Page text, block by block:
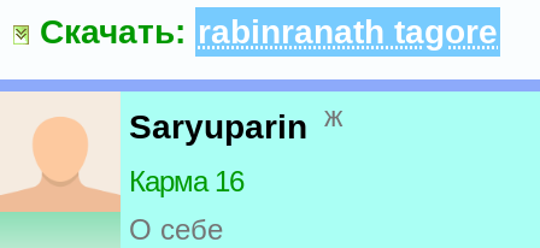
Скачать: rabinranath tagore
Saryuparin ж
Карма 16
О себе